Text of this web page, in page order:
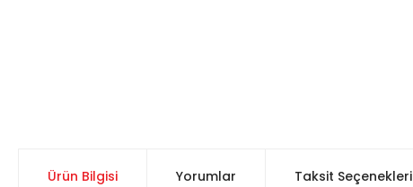
Ürün Bilgisi Yorumlar Taksit Seçenekleri